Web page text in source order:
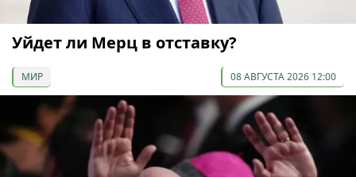
Уйдет ли Мерц в отставку?
МИР 08 АВГУСТА 2026 12:00